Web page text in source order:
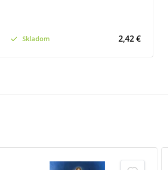
Skladom 2,42 €